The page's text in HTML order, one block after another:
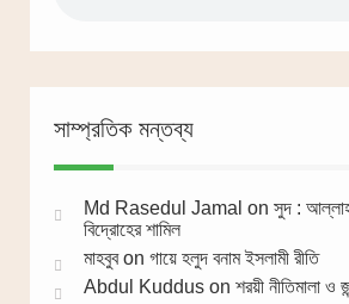
সাম্প্রতিক মন্তব্য
Md Rasedul Jamal on সুদ :
বিদ্রোহের শামিল
মাহবুবon গায়ে হলুদ বনাম ইসলামী রীতি
Abdul Kuddus on শরয়ী নীতিমালা ও